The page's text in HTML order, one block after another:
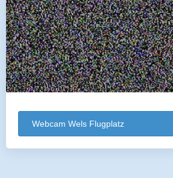
Webcam Wels Flugplatz